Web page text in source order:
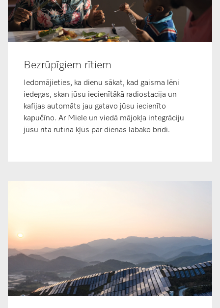
Bezrūpīgiem rītiem
Iedomājieties, ka dienu sākat, kad gaisma lēni
iedegas, skan jūsu iecienītākā radiostacija un
kafijas automāts jau gatavo jūsu iecienīto
kapučīno. Ar Miele un viedā mājokļa integrāciju
jūsu rīta rutīna kļūs par dienas labāko brīdi.